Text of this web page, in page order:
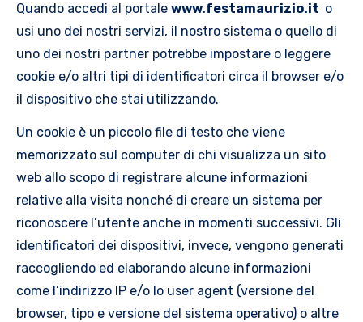
Quando accedi al portale www.festamaurizio.it o
usi uno dei nostri servizi, il nostro sistema o quello di
uno dei nostri partner potrebbe impostare o leggere
cookie e/o altri tipi di identificatori circa il browser e/o
il dispositivo che stai utilizzando.
Un cookie è un piccolo file di testo che viene
memorizzato sul computer di chi visualizza un sito
web allo scopo di registrare alcune informazioni
relative alla visita nonché di creare un sistema per
riconoscere l’utente anche in momenti successivi. Gli
identificatori dei dispositivi, invece, vengono generati
raccogliendo ed elaborando alcune informazioni
come l’indirizzo IP e/o lo user agent (versione del
browser, tipo e versione del sistema operativo) o altre